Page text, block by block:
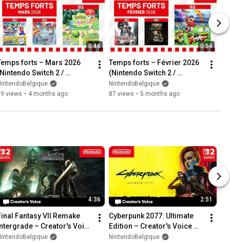
0:46
forts – Mars 2026
Switch 2 /
Switch)
views • 4 months ago
0:54
Temps forts – Février 2026
(Nintendo Switch 2 /
Nintendo Switch)
NintendoBelgique
87 views • 5 months ago
4:36
Fantasy VII Remake
Intergrade – Creator's Voice
Switch 2)
2:51
Cyberpunk 2077: Ultimate
Edition – Creator's Voice
(Nintendo Switch 2)
NintendoBelgique